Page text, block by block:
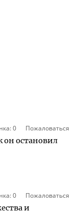
0 Пожаловаться
он остановил
0 Пожаловаться
и